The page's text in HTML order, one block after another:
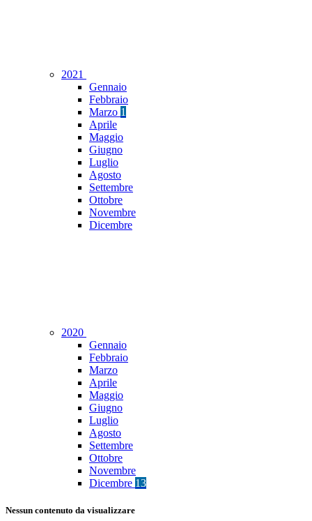
2021
Gennaio
Febbraio
Marzo 1
Aprile
Maggio
Giugno
Luglio
Agosto
Settembre
Ottobre
Novembre
Dicembre
2020
Gennaio
Febbraio
Marzo
Aprile
Maggio
Giugno
Luglio
Agosto
Settembre
Ottobre
Novembre
Dicembre 13
Nessun contenuto da visualizzare